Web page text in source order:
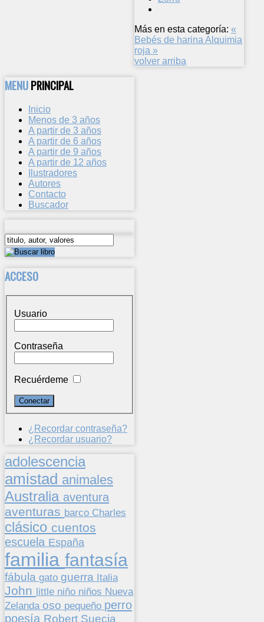
Más en esta categoría: «
Bebés de harina Alquimia
roja »
volver arriba
MENUPRINCIPAL
Inicio
Menos de 3 años
A partir de 3 años
A partir de 6 años
A partir de 9 años
A partir de 12 años
Ilustradores
Autores
Contacto
Buscador
ACCESO
Usuario
Contraseña
Recuérdeme
¿Recordar contraseña?
¿Recordar usuario?
adolescencia
amistad animales
Australia aventura
aventuras barco Charles
clásico cuentos
escuela España
familia fantasía
fábula gato guerra Italia
John little niño niños Nueva
Zelanda oso pequeño perro
poesía Robert Suecia